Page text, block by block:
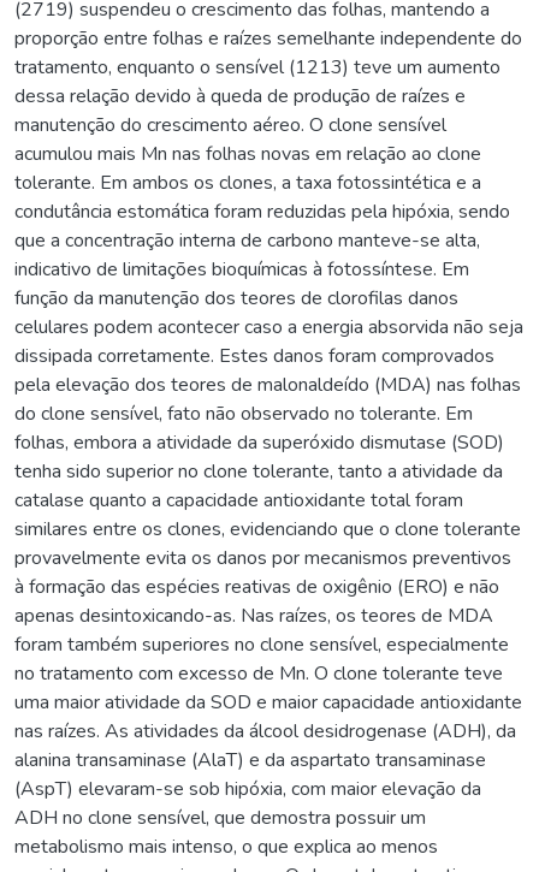
(2719) suspendeu o crescimento das folhas, mantendo a
proporção entre folhas e raízes semelhante independente do
tratamento, enquanto o sensível (1213) teve um aumento
dessa relação devido à queda de produção de raízes e
manutenção do crescimento aéreo. O clone sensível
acumulou mais Mn nas folhas novas em relação ao clone
tolerante. Em ambos os clones, a taxa fotossintética e a
condutância estomática foram reduzidas pela hipóxia, sendo
que a concentração interna de carbono manteve-se alta,
indicativo de limitações bioquímicas à fotossíntese. Em
função da manutenção dos teores de clorofilas danos
celulares podem acontecer caso a energia absorvida não seja
dissipada corretamente. Estes danos foram comprovados
pela elevação dos teores de malonaldeído (MDA) nas folhas
do clone sensível, fato não observado no tolerante. Em
folhas, embora a atividade da superóxido dismutase (SOD)
tenha sido superior no clone tolerante, tanto a atividade da
catalase quanto a capacidade antioxidante total foram
similares entre os clones, evidenciando que o clone tolerante
provavelmente evita os danos por mecanismos preventivos
à formação das espécies reativas de oxigênio (ERO) e não
apenas desintoxicando-as. Nas raízes, os teores de MDA
foram também superiores no clone sensível, especialmente
no tratamento com excesso de Mn. O clone tolerante teve
uma maior atividade da SOD e maior capacidade antioxidante
nas raízes. As atividades da álcool desidrogenase (ADH), da
alanina transaminase (AlaT) e da aspartato transaminase
(AspT) elevaram-se sob hipóxia, com maior elevação da
ADH no clone sensível, que demostra possuir um
metabolismo mais intenso, o que explica ao menos